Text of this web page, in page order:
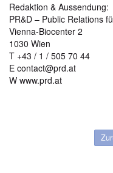
Redaktion & Aussendung:
PR&D – Public Relations
Vienna-Biocenter 2
1030 Wien
T +43 / 1 / 505 70 44
E contact@prd.at
W www.prd.at